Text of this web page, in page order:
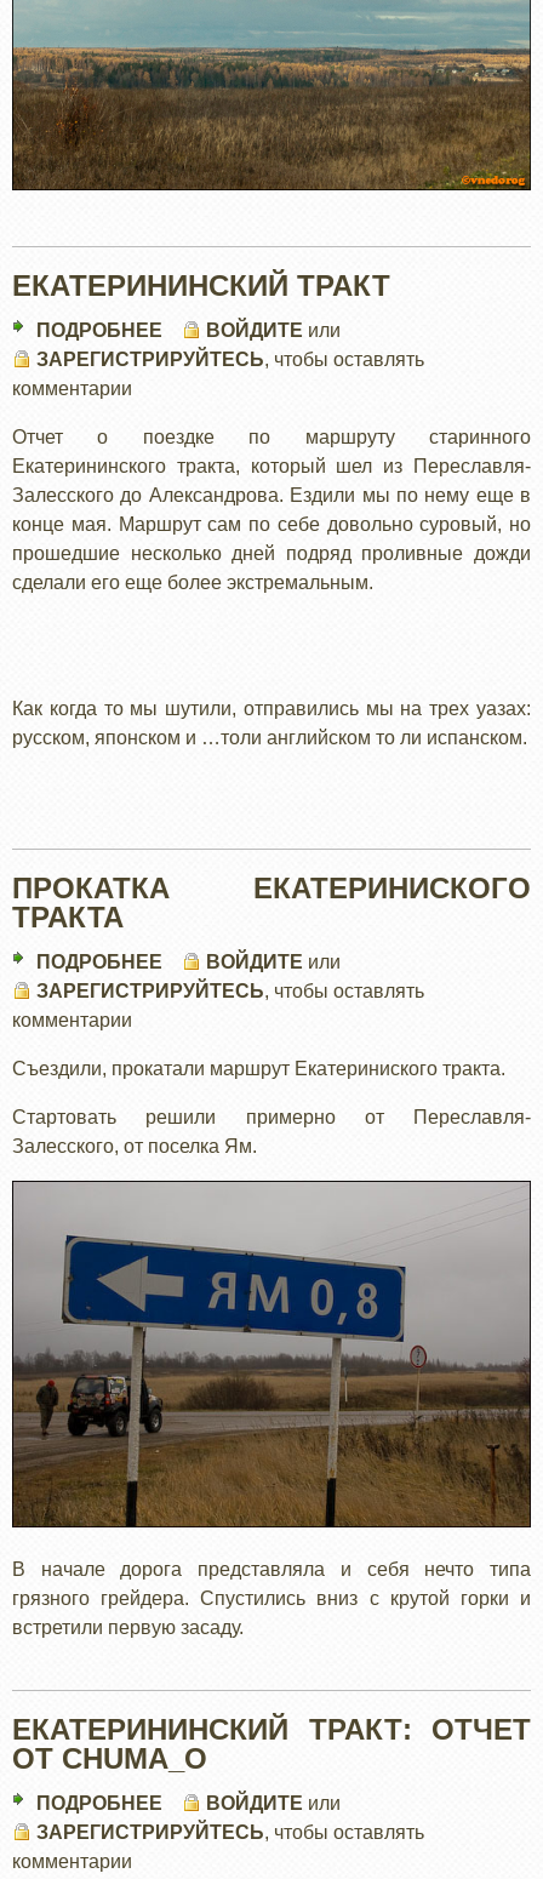
ЕКАТЕРИНИНСКИЙ ТРАКТ
ПОДРОБНЕЕ
ЕКАТЕРИНИНСКИЙ
ВОЙДИТЕ или
ЗАРЕГИСТРИРУЙТЕСЬ, чтобы оставлять
комментарии
Отчет о поездке по маршруту старинного
Екатерининского тракта, который шел из Переславля-
Залесского до Александрова. Ездили мы по нему еще в
конце мая. Маршрут сам по себе довольно суровый, но
прошедшие несколько дней подряд проливные дожди
сделали его еще более экстремальным.
Как когда то мы шутили, отправились мы на трех уазах:
русском, японском и …толи английском то ли испанском.
ПРОКАТКА ЕКАТЕРИНИСКОГО
ТРАКТА
ПОДРОБНЕЕ
ПРОКАТКА
ВОЙДИТЕ или
ЗАРЕГИСТРИРУЙТЕСЬ, чтобы оставлять
комментарии
Съездили, прокатали маршрут Екатериниского тракта.
Стартовать решили примерно от Переславля-
Залесского, от поселка Ям.
В начале дорога представляла и себя нечто типа
грязного грейдера. Спустились вниз с крутой горки и
встретили первую засаду.
ЕКАТЕРИНИНСКИЙ ТРАКТ: ОТЧЕТ
ОТ CHUMA_O
ПОДРОБНЕЕ
ЕКАТЕРИНИНСКИЙ
ВОЙДИТЕ или
ЗАРЕГИСТРИРУЙТЕСЬ, чтобы оставлять
комментарии